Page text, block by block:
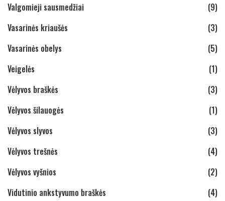
Valgomieji sausmedžiai
(9)
Vasarinės kriaušės
(3)
Vasarinės obelys
(5)
Veigelės
(1)
Vėlyvos braškės
(3)
Vėlyvos šilauogės
(1)
Vėlyvos slyvos
(3)
Vėlyvos trešnės
(4)
Vėlyvos vyšnios
(2)
Vidutinio ankstyvumo braškės
(4)